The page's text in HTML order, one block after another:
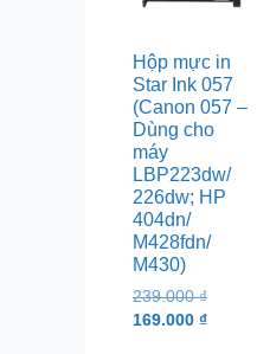
Hộp mực in
Star Ink 057
(Canon 057 –
Dùng cho
máy
LBP223dw/
226dw; HP
404dn/
M428fdn/
M430)
239.000₫Original
price
169.000 ₫Current